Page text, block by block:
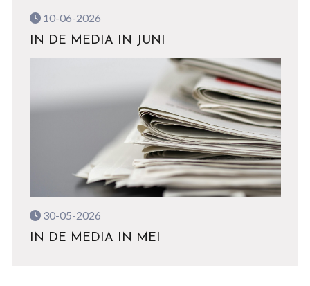
10-06-2026
IN DE MEDIA IN JUNI
30-05-2026
IN DE MEDIA IN MEI